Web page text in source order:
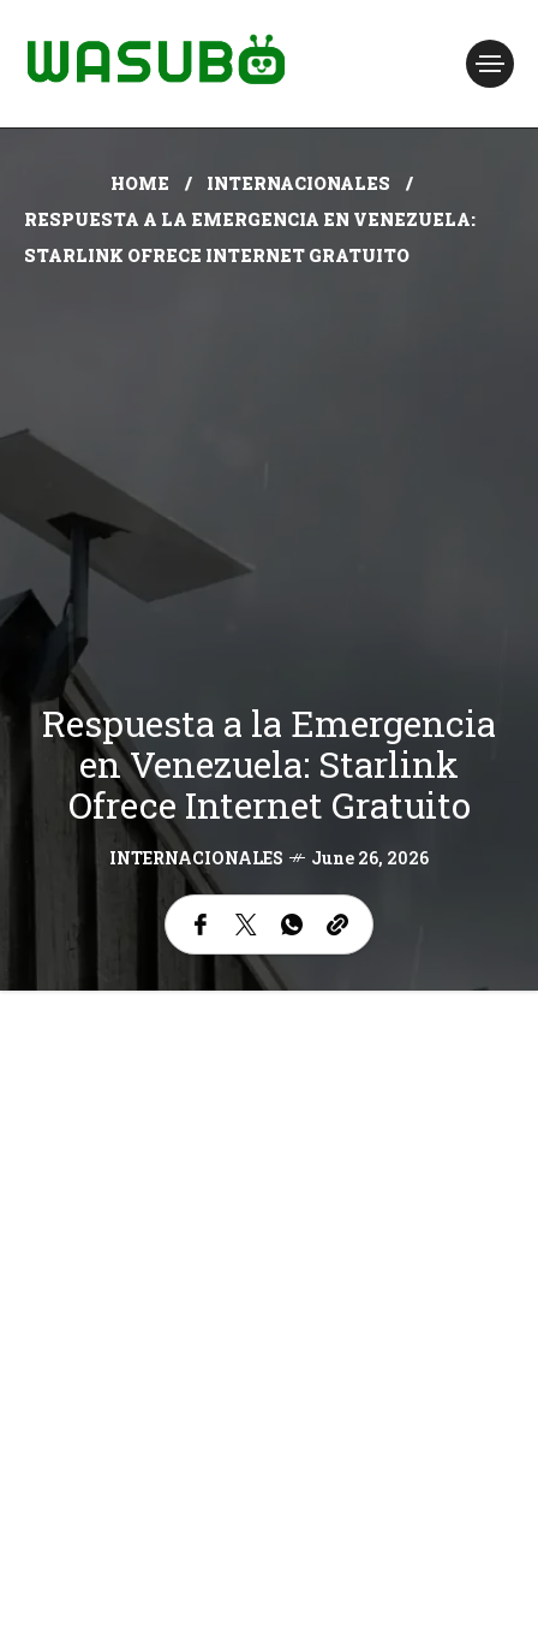
HOME
INTERNACIONALES
RESPUESTA A LA EMERGENCIA EN VENEZUELA:
STARLINK OFRECE INTERNET GRATUITO
Respuesta a la Emergencia
en Venezuela: Starlink
Ofrece Internet Gratuito
INTERNACIONALES June 26, 2026